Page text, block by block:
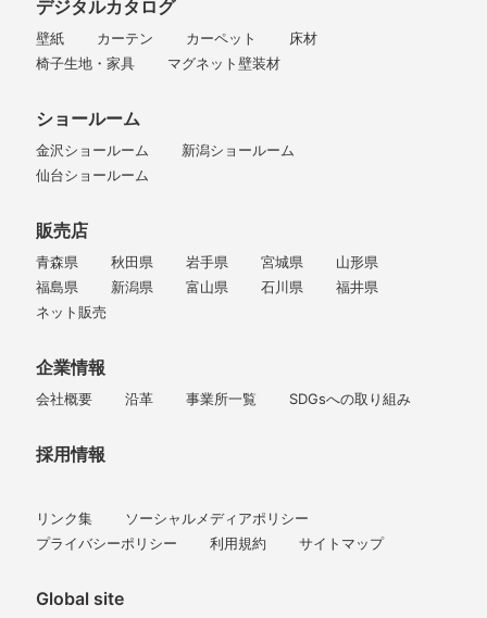
デジタルカタログ
壁紙 カーテン カーペット
床材
椅子生地・家具
マグネット壁装材
ショールーム
金沢ショールーム
新潟ショールーム
仙台ショールーム
販売店
青森県 秋田県 岩手県 宮城県
山形県
福島県
新潟県 富山県 石川県
福井県
ネット販売
企業情報
会社概要 沿革 事業所一覧 SDGsへの取り組み
採用情報
リンク集
ソーシャルメディアポリシー
プライバシーポリシー
利用規約 サイトマップ
Global site